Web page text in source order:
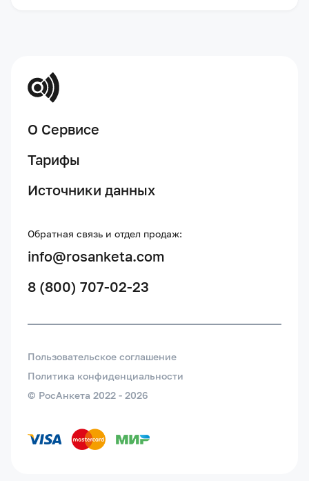
О Сервисе
Тарифы
Источники данных
Обратная связь и отдел продаж:
info@rosanketa.com
8 (800) 707-02-23
Пользовательское соглашение
Политика конфиденциальности
© РосАнкета 2022 - 2026